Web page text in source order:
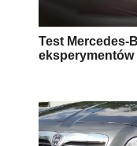
Test Mercedes-
eksperymentów